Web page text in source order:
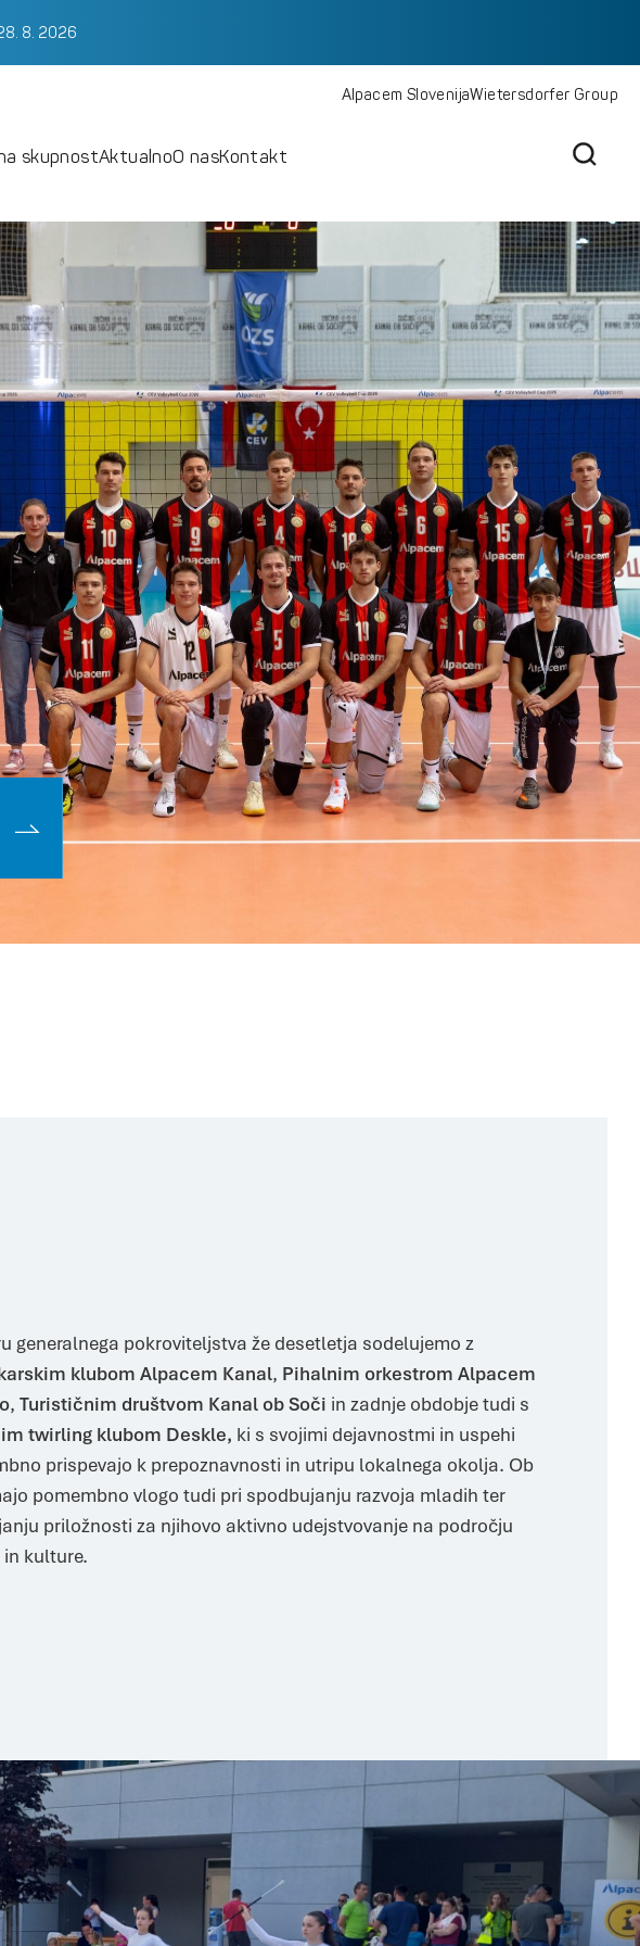
8. 2026
skupnostAktualnoO nasKontakt
Alpacem SlovenijaWietersdorfer Group
generalnega pokroviteljstva že desetletja sodelujemo z
klubom Alpacem Kanal, Pihalnim orkestrom Alpacem
, Turističnim društvom Kanal ob Soči in zadnje obdobje tudi s
twirling klubom Deskle, ki s svojimi dejavnostmi in uspehi
prispevajo k prepoznavnosti in utripu lokalnega okolja. Ob
pomembno vlogo tudi pri spodbujanju razvoja mladih ter
priložnosti za njihovo aktivno udejstvovanje na področju
kulture.